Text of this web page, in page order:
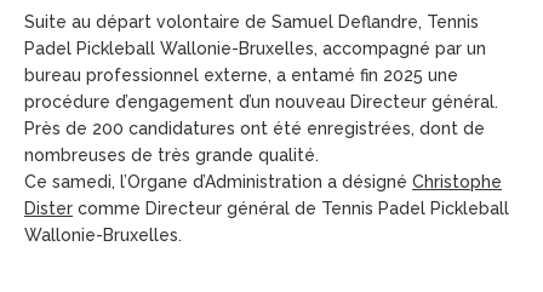
Suite au départ volontaire de Samuel Deflandre, Tennis
Padel Pickleball Wallonie-Bruxelles, accompagné par un
bureau professionnel externe, a entamé fin 2025 une
procédure d’engagement d’un nouveau Directeur général.
Près de 200 candidatures ont été enregistrées, dont de
nombreuses de très grande qualité.
Ce samedi, l’Organe d’Administration a désigné Christophe
Dister comme Directeur général de Tennis Padel Pickleball
Wallonie-Bruxelles.